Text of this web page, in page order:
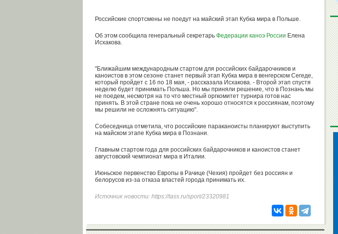
Российские спортсмены не поедут на майский этап Кубка мира в Польше.
Об этом сообщила генеральный секретарь Федерации каноэ России Елена
Исхакова.
"Ближайшим международным стартом для российских байдарочников и
каноистов в этом сезоне станет первый этап Кубка мира в венгерском Сегеде,
который пройдет с 16 по 18 мая, - рассказала Исхакова. - Второй этап спустя
неделю будет принимать Польша. Но мы приняли решение, что в Познань мы
не поедем, несмотря на то что местный оргкомитет турнира готов нас
принять. В этой стране пока не очень хорошо относятся к россиянам, поэтому
мы решили не осложнять ситуацию".
Собеседница отметила, что российские параканоисты планируют выступить
на майском этапе Кубка мира в Познани.
Главным стартом года для российских байдарочников и каноистов станет
августовский чемпионат мира в Италии.
Июньское первенство Европы в Рачице (Чехия) пройдет без россиян и
белорусов из-за отказа властей города принимать их.
Источник новости: https://tass.ru/sport/23320981